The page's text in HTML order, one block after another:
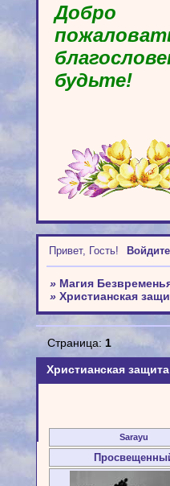
Добро
будьте!
Привет, Гость! Войдите
» Магия
» Христианская
Христианская защита
Страница: 1
Sarayu